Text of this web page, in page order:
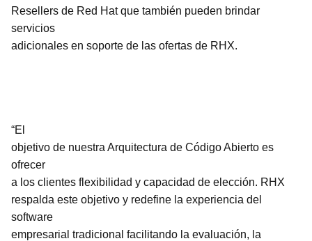
Resellers de Red Hat que también pueden brindar
servicios
adicionales en soporte de las ofertas de RHX.
“El
objetivo de nuestra Arquitectura de Código Abierto es
ofrecer
a los clientes flexibilidad y capacidad de elección. RHX
respalda este objetivo y redefine la experiencia del
software
empresarial tradicional facilitando la evaluación, la